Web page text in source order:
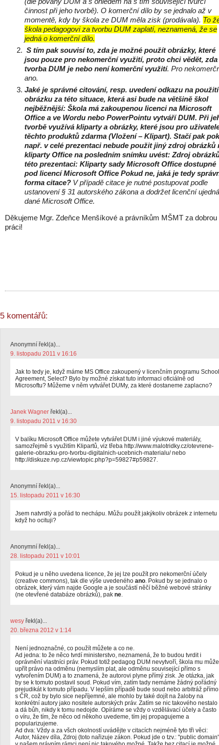
činnost při jeho tvorbě). O komerční dílo by se jednalo až v
momentě, kdy by škola ze DUM měla zisk (prodávala). To
škola pedagogovi za tvorbu DUM zaplatí, neznamená, že se
jedná o komerční dílo.
S tím pak souvisí to, zda je možné použít obrázky, které
jsou pouze pro nekomerční využití, proto chci vědět, zda
tvorba DUM je nebo není komerční využití. Pro
ano.
Jaké je správné citování, resp. uvedení odkazu na použití
obrázku za této situace, která asi bude na většině škol
nejběžnější: Škola má zakoupenou licenci na Microsoft
Office a ve Wordu nebo PowerPointu vytváří DUM. Při
tvorbě využívá kliparty a obrázky, které jsou pro
těchto produktů zdarma (Vložení – Klipart). Stačí pak
např. v celé prezentaci nebude použit jiný zdroj obrázků
kliparty Office na posledním snímku uvést: Zdroj
této prezentaci: Kliparty sady Microsoft Office dostupné
pod licencí Microsoft Office Pokud ne, jaká je tedy
forma citace? V případě citace je nutné postupovat podle
ustanovení § 31 autorského zákona a dodržet licenční
dané Microsoft Office.
Děkujeme Mgr. Zdeňce Menšíkové a právníkům MŠMT za dobrou
práci!
5 komentářů:
Anonymní řekl(a)...
9. listopadu 2011 v 16:16
Jak to tedy je, když máme MS Office zakoupený v licenčním programu School
Agreement, Select? Bylo by možné získat tuto informaci oficiálně od
Microsoftu? Můžeme v něm vytvářet DUMy, za které dostaneme zaplacno?
Janek Wagner řekl(a)...
9. listopadu 2011 v 16:30
V balíku Microsoft Office můžete vytvářet DUM i jiné výukové materiály,
samozřejmě s využitím Klipartů, viz třeba http://www.malotridky.cz/otevrene-
galerie-obrazku-pro-tvorbu-digitalnich-ucebnich-materialu/ nebo
http://diskuze.rvp.cz/viewtopic.php?p=59827#p59827.
Anonymní řekl(a)...
15. listopadu 2011 v 16:30
Jsem natvrdlý a pořád to nechápu. Můžu použít jakýkoliv obrázek z internetu
když ho ocituji?
Anonymní řekl(a)...
28. listopadu 2011 v 10:01
Pokud je u něho uvedena licence, že jej lze použít pro nekomerční účely
(creative commons), tak dle výše uvedeného ano. Pokud by se jednalo o
obrázek, který vám najde Google a je součástí něčí běžné webové stránky
(ne otevřené databáze obrázků), pak ne.
wesy řekl(a)...
20. března 2012 v 1:14
Není jednoznačné, co použít můžete a co ne.
Ad jedna: to že něco tvrdí ministerstvo, neznamená, že to budou tvrdit i
oprávnění vlastníci práv. Pokud totiž pedagog DUM nevytvoří, škola mu může
upřít právo na odměnu (nemyslím plat, ale odměnu související přímo s
vytvořením DUM) a to znamená, že autorovi plyne přímý zisk. Je otázka, jak
by se k tomuto postavil soud. Pokud vím, zatím tady nemáme žádný pořádný
prejudikát k tomuto případu. V lepším případě bude soud nebo arbitráž přímo
s ČR, což by bylo sice nepříjemné, ale mohlo by také dojít na žaloby na
konkrétní autory jako nositele autorských práv. Zatím se nic takového nestalo
a dá bůh, nikdy k tomu nedojde. Opíráme se vždy o vzdělávací účely a často
o víru, že tím, že něco od někoho uvedeme, tím jej propagujeme a
popularizujeme.
Ad dva: Vždy a za všch okolností uvádějte v citacích nejméně tyto tři věci:
Autor, Název díla, Zdroj (toto nařizuje zákon. Pokud jde o tzv.: "public domain"